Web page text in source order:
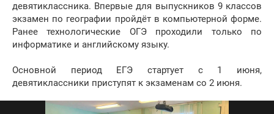
девятиклассника. Впервые для выпускников 9 классов
экзамен по географии пройдёт в компьютерной форме.
Ранее технологические ОГЭ проходили только по
информатике и английскому языку.
Основной период ЕГЭ стартует с 1 июня,
девятиклассники приступят к экзаменам со 2 июня.